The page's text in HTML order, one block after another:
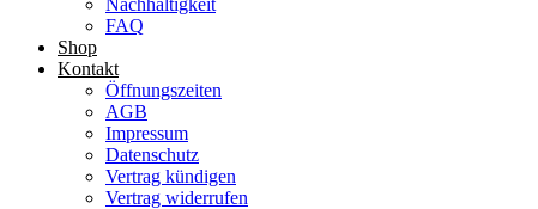
Nachhaltigkeit
FAQ
Shop
Kontakt
Öffnungszeiten
AGB
Impressum
Datenschutz
Vertrag kündigen
Vertrag widerrufen